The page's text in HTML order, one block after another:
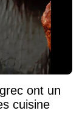
ont un
cuisine